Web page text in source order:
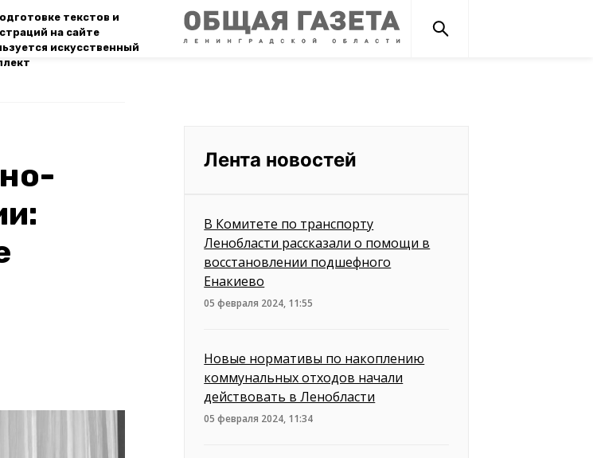
текстов и
на сайте
искусственный
Лента новостей
В Комитете по транспорту
Ленобласти рассказали о помощи в
восстановлении подшефного
Енакиево
05 февраля 2024, 11:55
Новые нормативы по накоплению
коммунальных отходов начали
действовать в Ленобласти
05 февраля 2024, 11:34